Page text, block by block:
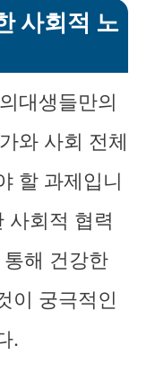
사회적 노
대생들만의
와 사회 전체
할 과제입니
사회적 협력
해 건강한
이 궁극적인
.